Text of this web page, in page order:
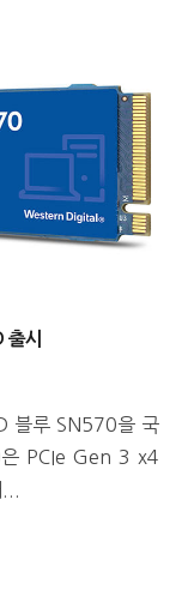
시
블루 SN570을 국
PCIe Gen 3 x4